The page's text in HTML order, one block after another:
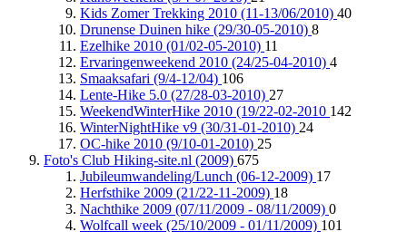
Kids Zomer Trekking 2010 (11-13/06/2010) 40
Drunense Duinen hike (29/30-05-2010) 8
Ezelhike 2010 (01/02-05-2010) 11
Ervaringenweekend 2010 (24/25-04-2010) 4
Smaaksafari (9/4-12/04) 106
Lente-Hike 5.0 (27/28-03-2010) 27
WeekendWinterHike 2010 (19/22-02-2010 142
WinterNightHike v9 (30/31-01-2010) 24
OC-hike 2010 (9/10-01-2010) 25
Foto's Club Hiking-site.nl (2009) 675
Jubileumwandeling/Lunch (06-12-2009) 17
Herfsthike 2009 (21/22-11-2009) 18
Nachthike 2009 (07/11/2009 - 08/11/2009) 0
Wolfcall week (25/10/2009 - 01/11/2009) 101